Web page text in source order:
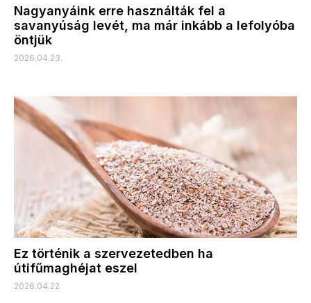
Nagyanyáink erre használták fel a
savanyúság levét, ma már inkább a lefolyóba
öntjük
2026.04.23.
Ez történik a szervezetedben ha
útifűmaghéjat eszel
2026.04.22.